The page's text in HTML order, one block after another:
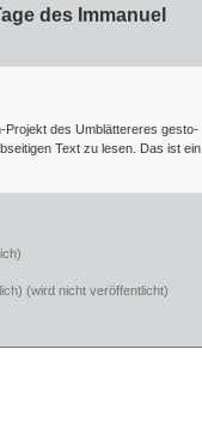
des Immanuel
Projekt des Umblät­te­re­res gesto­
Text zu lesen. Das ist ein
(wird nicht veröffentlicht)